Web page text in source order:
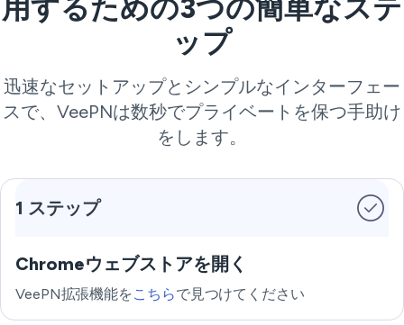
用するための3つの簡単なステ
ップ
迅速なセットアップとシンプルなインターフェー
スで、VeePNは数秒でプライベートを保つ手助け
をします。
1 ステップ
Chromeウェブストアを開く
VeePN拡張機能をこちらで見つけてください